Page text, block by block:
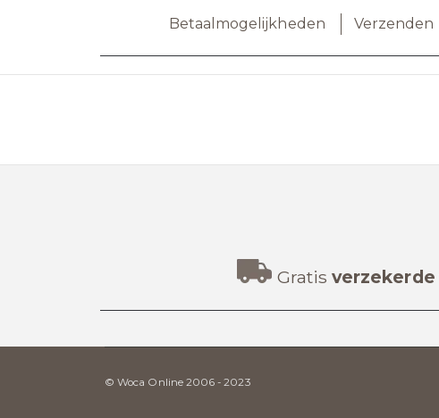
Betaalmogelijkheden Verzenden
Gratisverzekerde
© Woca Online 2006 - 2023